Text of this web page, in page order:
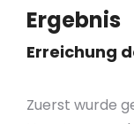
Ergebnis
Erreichung
Zuerst wurde